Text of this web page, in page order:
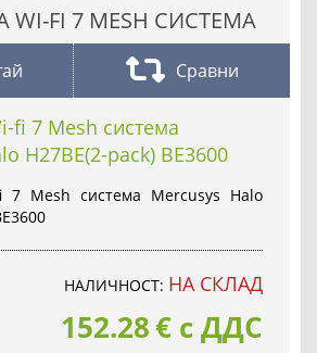
FI 7 MESH СИСТЕМА
Сравни
fi 7 Mesh система
H27BE(2-pack) BE3600
7 Mesh система Mercusys Halo
НАЛИЧНОСТ: НА СКЛАД
152.28€ с ДДС